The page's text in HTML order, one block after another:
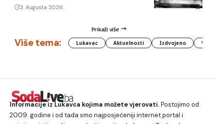
3. Augusta 2026.
Prikaži više
Više tema: Lukavac Aktuelnosti Izdvojeno
Informacije iz Lukavca kojima možete vjerovati.Postojimo od
2009. godine i od tada smo najposjećeniji internet portal i